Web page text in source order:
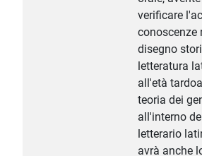
verificare
conoscenze
disegno
letteratura
all'età
teoria dei
all'interno
letterario
avrà anche